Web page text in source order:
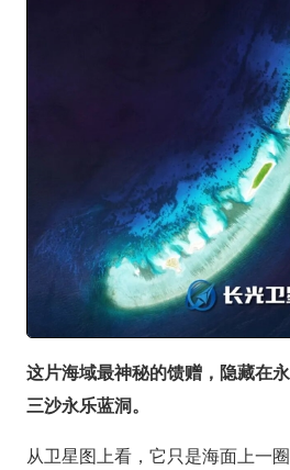
这片海域最神秘的馈赠，隐藏在
三沙永乐蓝洞。
从卫星图上看，它只是海面上一